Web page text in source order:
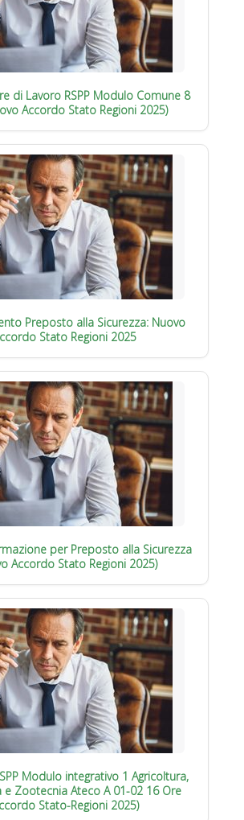
di Lavoro RSPP Modulo Comune 8
Accordo Stato Regioni 2025)
Preposto alla Sicurezza: Nuovo
Stato Regioni 2025
per Preposto alla Sicurezza
Accordo Stato Regioni 2025)
Modulo integrativo 1 Agricoltura,
e Zootecnia Ateco A 01-02 16 Ore
Stato-Regioni 2025)